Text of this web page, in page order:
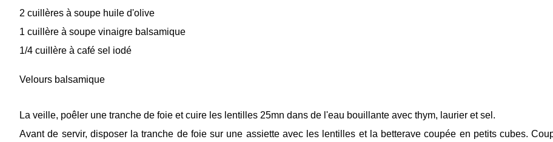
2 cuillères à soupe huile d'olive
1 cuillère à soupe vinaigre balsamique
1/4 cuillère à café sel iodé
Velours balsamique
La veille, poêler une tranche de foie et cuire les lentilles 25mn dans de l'eau bouillante avec thym, laurier et sel.
Avant de servir, disposer la tranche de foie sur une assiette avec les lentilles et la betterave coupée en petits cubes.